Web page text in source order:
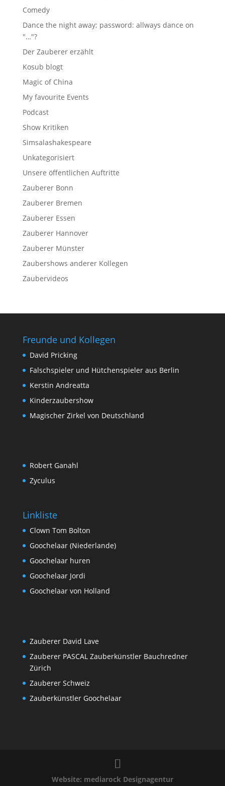
Comedy
Dance the night away; password: allways dance on
"…"?
Der Zauberer erzählt
Kosub blogt
Magic of China
My favourite Events
Podcast
Show Kritiken
Simsalashakespeare
Unkategorisiert
Unsere öffentlichen Auftritte
Zauberer Bonn
Zauberer Bremen
Zauberer Essen
Zauberer Hannover
Zauberer Münster
Zaubershows anderer Kollegen
Zaubervideos
Freunde und Kollegen
David Pricking
Falschspieler und Hütchenspieler aus Berlin
Kerstin Andreatta
Kinderzaubershow
Magischer Zirkel von Deutschland
Robert Ganahl
Zyculus
Linkliste
Clown Tom Bolton
Goochelaar (Niederlande)
Goochelaar huren
Goochelaar Jordi
Goochelaar von Holland
Zauberer David Lave
Zauberer PASCAL Zauberkünstler Bauchredner
Zürich
Zauberer Schweiz
Zauberkünstler Goochelaar
Website: mediarock Designagentur